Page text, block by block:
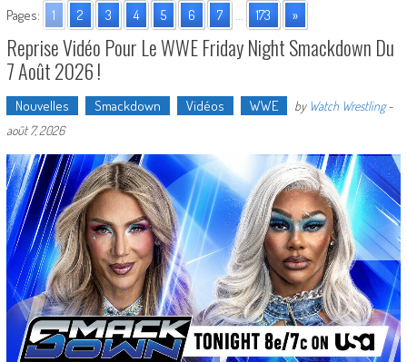
Pages: 1 2 3 4 5 6 7 ... 173 »
Reprise Vidéo Pour Le WWE Friday Night Smackdown Du
7 Août 2026 !
Nouvelles Smackdown Vidéos WWE by Watch Wrestling-
août 7, 2026